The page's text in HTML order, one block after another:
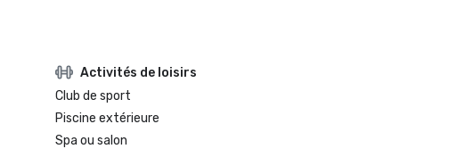
Activités de loisirs
Club de sport
Piscine extérieure
Spa ou salon